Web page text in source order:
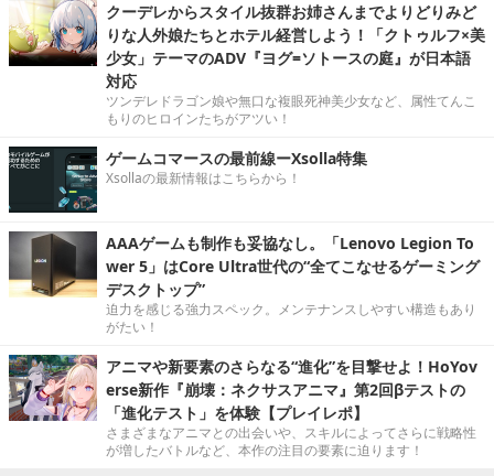
クーデレからスタイル抜群お姉さんまでよりどりみど
りな人外娘たちとホテル経営しよう！「クトゥルフ×美
少女」テーマのADV『ヨグ=ソトースの庭』が日本語
対応
ツンデレドラゴン娘や無口な複眼死神美少女など、属性てんこ
もりのヒロインたちがアツい！
ゲームコマースの最前線ーXsolla特集
Xsollaの最新情報はこちらから！
AAAゲームも制作も妥協なし。「Lenovo Legion To
wer 5」はCore Ultra世代の“全てこなせるゲーミング
デスクトップ”
迫力を感じる強力スペック。メンテナンスしやすい構造もあり
がたい！
アニマや新要素のさらなる“進化”を目撃せよ！HoYov
erse新作『崩壊：ネクサスアニマ』第2回βテストの
「進化テスト」を体験【プレイレポ】
さまざまなアニマとの出会いや、スキルによってさらに戦略性
が増したバトルなど、本作の注目の要素に迫ります！